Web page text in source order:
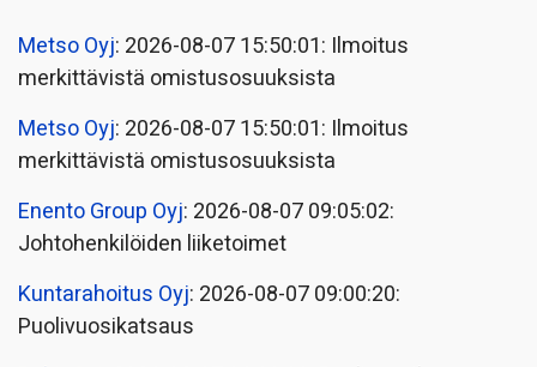
Metso Oyj: 2026-08-07 15:50:01: Ilmoitus
merkittävistä omistusosuuksista
Metso Oyj: 2026-08-07 15:50:01: Ilmoitus
merkittävistä omistusosuuksista
Enento Group Oyj: 2026-08-07 09:05:02:
Johtohenkilöiden liiketoimet
Kuntarahoitus Oyj: 2026-08-07 09:00:20:
Puolivuosikatsaus